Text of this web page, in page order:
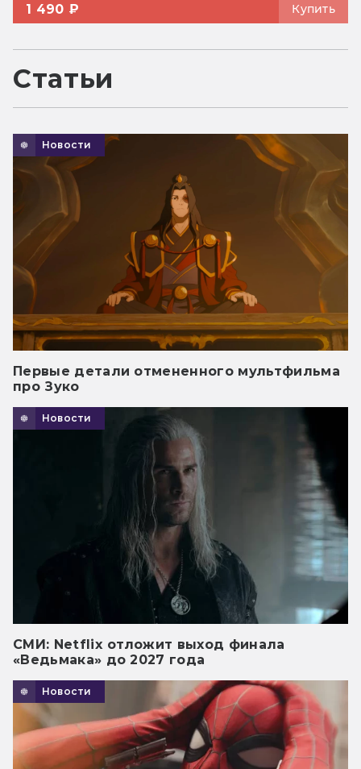
1 490 ₽ Купить
Статьи
Новости
Первые детали отмененного мультфильма
про Зуко
Новости
СМИ: Netflix отложит выход финала
«Ведьмака» до 2027 года
Новости